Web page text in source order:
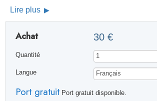
Lire plus
Achat 30 €
Quantité
Langue
Port gratuitPort gratuit disponible.